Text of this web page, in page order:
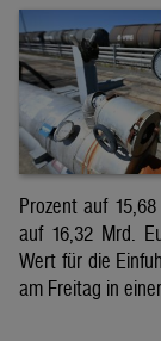
Prozent auf
auf 16,32 Mrd.
Wert für die
am Freitag in